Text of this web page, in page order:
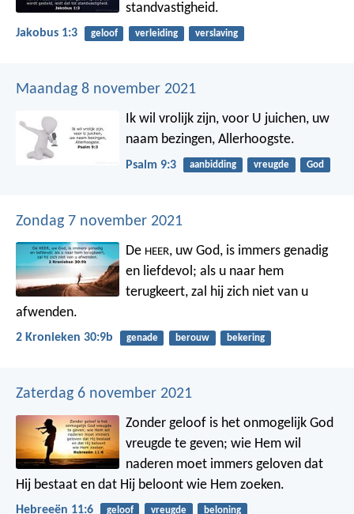
standvastigheid.
Jakobus 1:3 geloof verleiding verslaving
Maandag 8 november 2021
Ik wil vrolijk zijn, voor U juichen, uw
naam bezingen, Allerhoogste.
Psalm 9:3 aanbidding vreugde God
Zondag 7 november 2021
De HEER, uw God, is immers genadig
en liefdevol; als u naar hem
terugkeert, zal hij zich niet van u
afwenden.
2 Kronieken 30:9b genade berouw bekering
Zaterdag 6 november 2021
Zonder geloof is het onmogelijk God
vreugde te geven; wie Hem wil
naderen moet immers geloven dat
Hij bestaat en dat Hij beloont wie Hem zoeken.
Hebreeën 11:6 geloof vreugde beloning